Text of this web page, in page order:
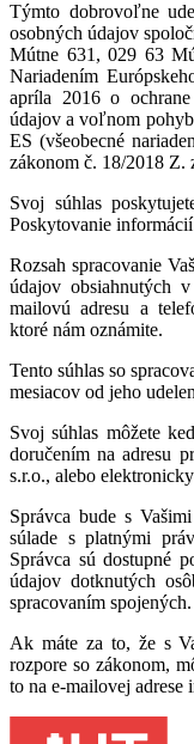
Týmto dobrovoľne
osobných údajov
Mútne 631, 029 63
Nariadením
apríla 2016 o
údajov a voľnom
ES (všeobecné
zákonom č. 18/2018 Z.
Svoj súhlas
Poskytovanie
Rozsah spracovanie
údajov obsiahnutých
mailovú adresu a
ktoré nám oznámite.
Tento súhlas so
mesiacov od jeho
Svoj súhlas môžete
doručením na adresu
s.r.o., alebo
Správca bude s
súlade s platnými
Správca sú dostupné
údajov dotknutých
spracovaním spojených.
Ak máte za to, že s
rozpore so zákonom,
to na e-mailovej adrese